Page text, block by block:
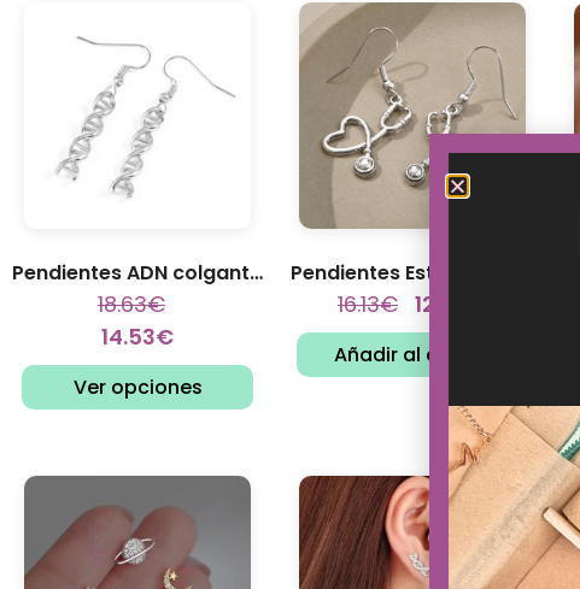
Pendientes ADN colgantes
18.63€
14.53€
Ver opciones
Pendientes Estetoscopio
16.13€ 12.58
Añadir al carrito